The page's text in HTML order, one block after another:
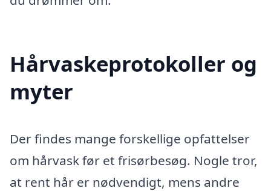
Hårvaskeprotokoller og
myter
Der findes mange forskellige opfattelser
om hårvask før et frisørbesøg. Nogle tror,
at rent hår er nødvendigt, mens andre